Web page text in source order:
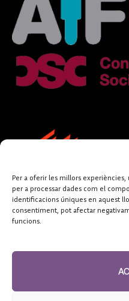
Per a oferir les millors
per a processar dades com el
identificacions úniques en aquest
consentiment, pot afectar
funcions.
FUNDACIÓ